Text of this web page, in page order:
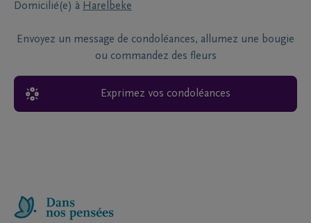
Domicilié(e) à Harelbeke
Envoyez un message de condoléances, allumez une bougie
ou commandez des fleurs
Exprimez vos condoléances